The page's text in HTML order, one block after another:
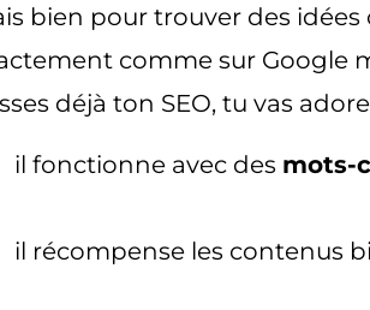
bien pour trouver des
comme sur Google
déjà ton SEO, tu vas
il fonctionne avec des mots-
il récompense les contenus